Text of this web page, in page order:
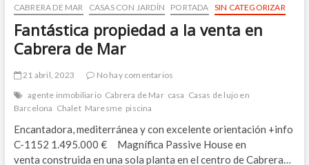
CABRERA DE MAR CASAS CON JARDÍN PORTADA SIN CATEGORIZAR
Fantástica propiedad a la venta en
Cabrera de Mar
21 abril, 2023
No hay comentarios
agente inmobiliario Cabrera de Mar casa Casas de lujo en
Barcelona Chalet Maresme piscina
Encantadora, mediterránea y con excelente orientación +info
C-1152 1.495.000 € Magnífica Passive House en
venta construida en una sola planta en el centro de Cabrera…